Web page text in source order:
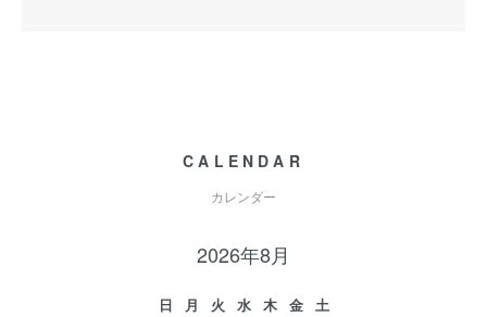
CALENDAR
カレンダー
2026年8月
日 月 火 水 木 金
土